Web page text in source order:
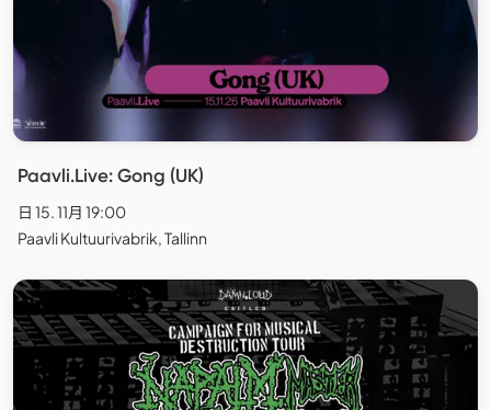
Paavli.Live: Gong (UK)
日 15. 11月 19:00
Paavli Kultuurivabrik, Tallinn